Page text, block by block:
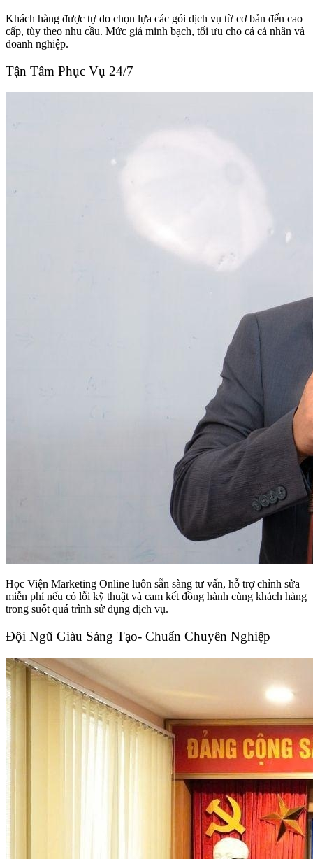
Khách hàng được tự do chọn lựa các gói dịch vụ từ cơ bản đến cao
cấp, tùy theo nhu cầu. Mức giá minh bạch, tối ưu cho cả cá nhân và
doanh nghiệp.
Tận Tâm Phục Vụ 24/7
Học Viện Marketing Online luôn sẵn sàng tư vấn, hỗ trợ chỉnh sửa
miễn phí nếu có lỗi kỹ thuật và cam kết đồng hành cùng khách hàng
trong suốt quá trình sử dụng dịch vụ.
Đội Ngũ Giàu Sáng Tạo- Chuẩn Chuyên Nghiệp